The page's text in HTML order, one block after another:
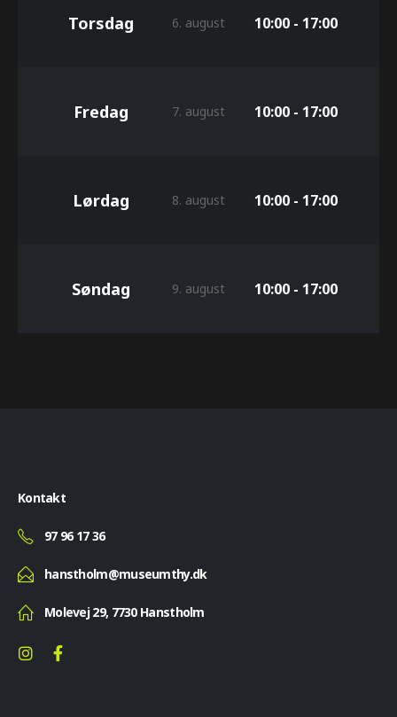
Torsdag 6. august 10:00 - 17:00
Fredag 7. august 10:00 - 17:00
Lørdag 8. august 10:00 - 17:00
Søndag 9. august 10:00 - 17:00
Kontakt
97 96 17 36
hanstholm@museumthy.dk
Molevej 29, 7730 Hanstholm